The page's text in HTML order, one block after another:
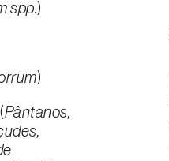
spp.)
)
Pântanos,